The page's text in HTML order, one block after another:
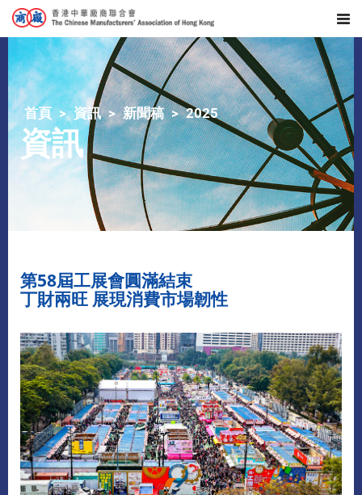
首頁 資訊 新聞稿 2025
資訊
第58屆工展會圓滿結束
丁財兩旺 展現消費市場韌性